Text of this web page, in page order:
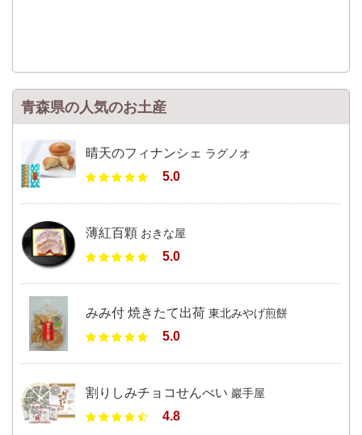
青森県の人気のお土産
晴天のフィナンシェ ラグノオ
5.0
薄紅百顆 おきな屋
5.0
みみ付 焼きたて出荷 東北みやげ煎餅
5.0
割りしみチョコせんべい 巖手屋
4.8